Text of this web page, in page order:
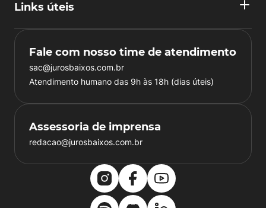
Links úteis
Fale com nosso time de atendimento
sac@jurosbaixos.com.br
Atendimento humano das 9h às 18h (dias úteis)
Assessoria de imprensa
redacao@jurosbaixos.com.br